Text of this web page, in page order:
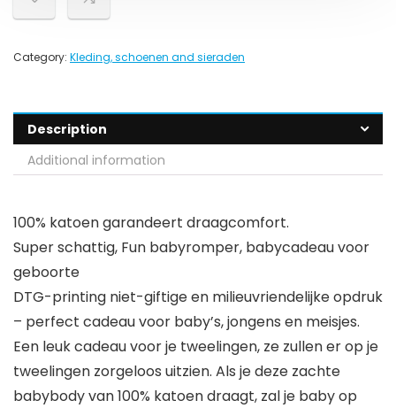
Category: Kleding, schoenen and sieraden
Description
Additional information
100% katoen garandeert draagcomfort.
Super schattig, Fun babyromper, babycadeau voor
geboorte
DTG-printing niet-giftige en milieuvriendelijke opdruk
– perfect cadeau voor baby’s, jongens en meisjes.
Een leuk cadeau voor je tweelingen, ze zullen er op je
tweelingen zorgeloos uitzien. Als je deze zachte
babybody van 100% katoen draagt, zal je baby op